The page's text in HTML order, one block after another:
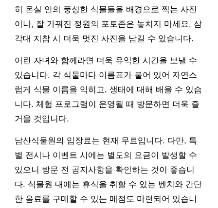
히 온실 안의 풍성한 식물들을 배경으로 찍는 사진
이나, 잘 가꿔진 정원의 포토존은 놓치지 마세요. 삼
각대 지참 시 더욱 멋진 사진을 남길 수 있습니다.
어린 자녀와 함께라면 더욱 유익한 시간을 보낼 수
있습니다. 각 식물마다 이름표가 붙어 있어 자연스
럽게 식물 이름을 익히고, 생태에 대해 배울 수 있습
니다. 체험 프로그램이 운영될 때 방문하면 더욱 즐
거울 것입니다.
남산식물원의 입장료는 현재 무료입니다. 다만, 특
별 전시나 이벤트 시에는 별도의 요금이 발생할 수
있으니 방문 전 공지사항을 확인하는 것이 좋습니
다. 식물원 내에는 휴식을 취할 수 있는 벤치와 간단
한 음료를 구매할 수 있는 매점도 마련되어 있습니